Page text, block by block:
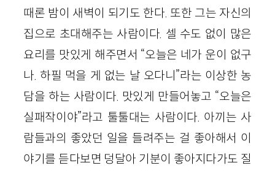
때론 밤이 새벽이 되기도 한다. 또한 그는 자신의
집으로 초대해주는 사람이다. 셀 수도 없이 많은
요리를 맛있게 해주면서 “오늘은 네가 운이 없구
나. 하필 먹을 게 없는 날 오다니”라는 이상한 농
담을 하는 사람이다. 맛있게 만들어놓고 “오늘은
실패작이야”라고 툴툴대는 사람이다. 아끼는 사
람들과의 좋았던 일을 들려주는 걸 좋아해서 이
야기를 듣다보면 덩달아 기분이 좋아지다가도 질